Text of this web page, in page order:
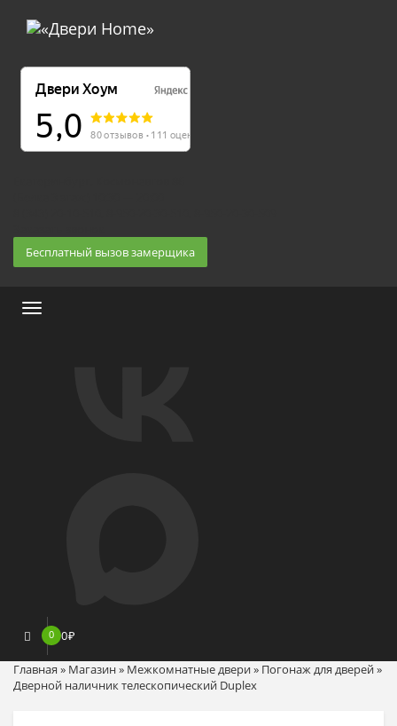
Бесплатный вызов замерщика
Меню
0 0₽
Главная » Магазин» Межкомнатные двери» Погонаж для дверей»
Дверной наличник телескопический Duplex